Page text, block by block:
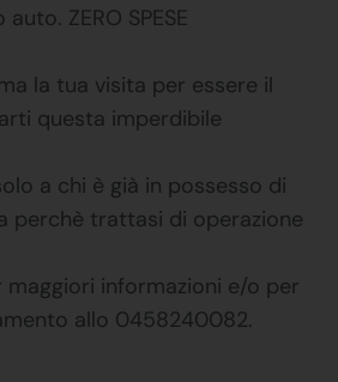
ZERO SPESE
la tua visita per essere il
questa imperdibile
a chi è già in possesso di
perchè trattasi di operazione
informazioni e/o per
allo 0458240082.